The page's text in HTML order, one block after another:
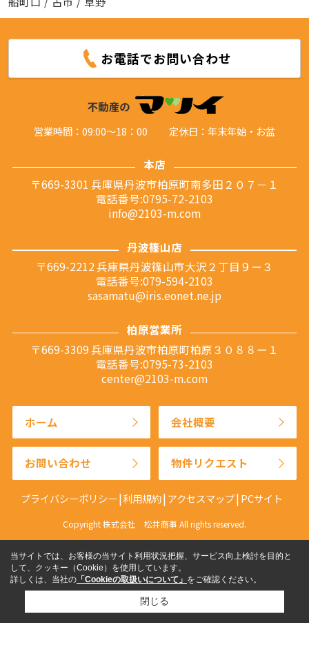
お電話でお問い合わせ
営業時間：09:00～18：00 定休日：年末年始・お盆
本店
〒669-3301 兵庫県丹波市柏原町南多田２０７－１
電話番号:0795-72-2103
info@2103-m.com
丹波篠山店
〒669-2212 兵庫県丹波篠山市大沢２丁目９ー３
電話番号:079-594-2103
sasamatu@iris.eonet.ne.jp
柏原営業所
〒669-3309 兵庫県丹波市柏原町柏原３０８８ー１
電話番号:0795-73-2103
center@2103-m.com
ホーム 会社概要
お問い合わせ 物件リクエスト
プライバシーポリシー 利用規約 アクセスマップ PCサイト
Copyright 株式会社 松井商事 All rights reserved.
当サイトでは、お客様の当サイト利用状況把握、サービス向上検討を目的と
して、クッキー（Cookie）を使用しています。
詳しくは、当社の 「Cookieの取扱いについて」 をご確認ください。
閉じる